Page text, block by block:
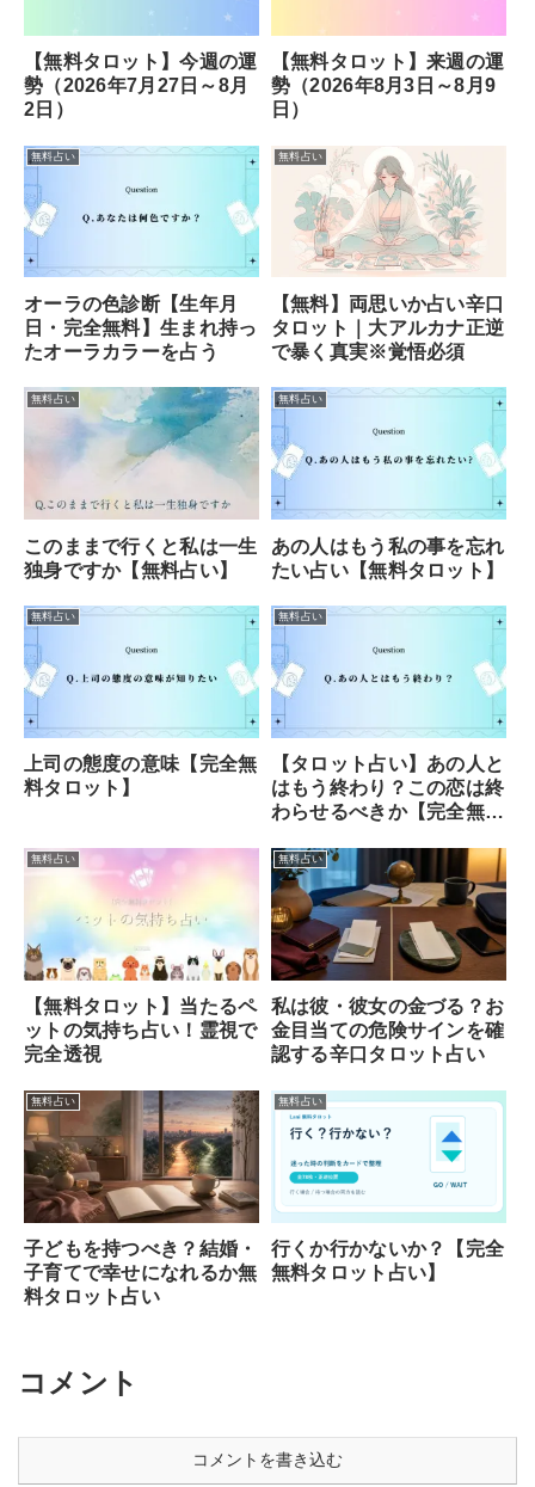
【無料タロット】今週の運
勢（2026年7月27日～8月
2日）
【無料タロット】来週の運
勢（2026年8月3日～8月9
日）
無料占い
オーラの色診断【生年月
日・完全無料】生まれ持っ
たオーラカラーを占う
無料占い
【無料】両思いか占い辛口
タロット｜大アルカナ正逆
で暴く真実※覚悟必須
無料占い
このままで行くと私は一生
独身ですか【無料占い】
無料占い
あの人はもう私の事を忘れ
たい占い【無料タロット】
無料占い
上司の態度の意味【完全無
料タロット】
無料占い
【タロット占い】あの人と
はもう終わり？この恋は終
わらせるべきか【完全無
無料占い
【無料タロット】当たるペ
ットの気持ち占い！霊視で
完全透視
無料占い
私は彼・彼女の金づる？お
金目当ての危険サインを確
認する辛口タロット占い
無料占い
子どもを持つべき？結婚・
子育てで幸せになれるか無
料タロット占い
無料占い
行くか行かないか？【完全
無料タロット占い】
コメント
コメントを書き込む